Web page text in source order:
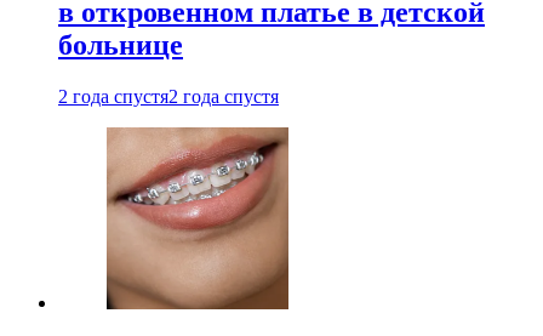
в откровенном платье в детской
больнице
2 года спустя2 года спустя